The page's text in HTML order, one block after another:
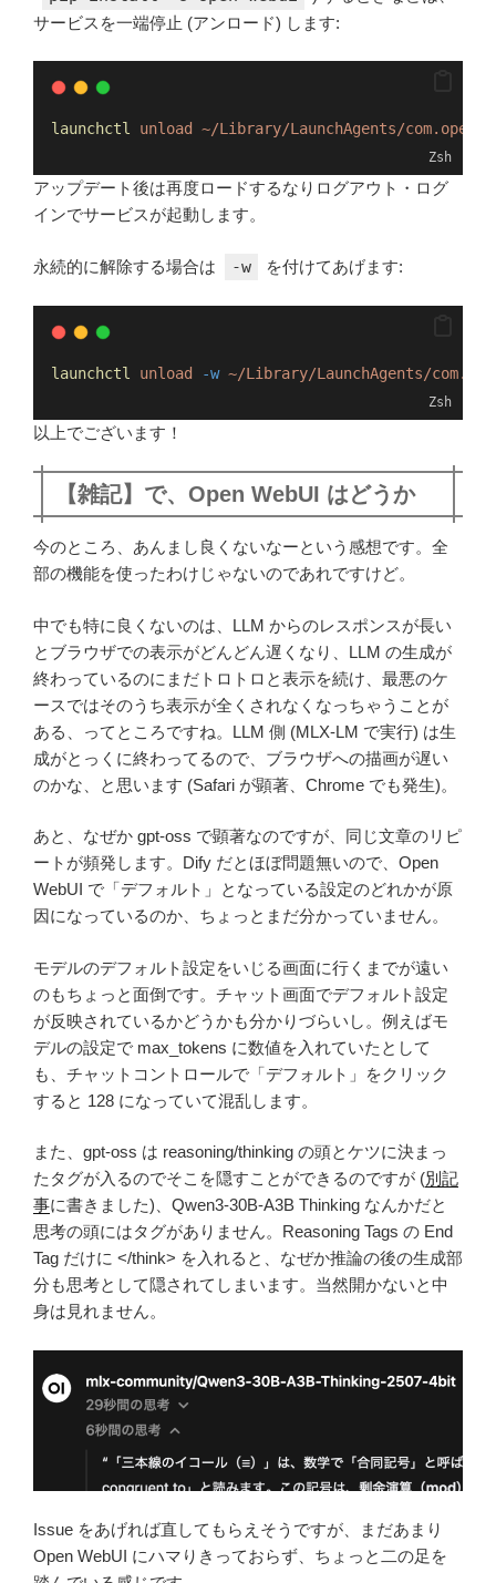
サービスを一端停止 (アンロード) します:
launchctl unload ~/Library/LaunchAgents/
Zsh
アップデート後は再度ロードするなりログアウト・ログ
インでサービスが起動します。
永続的に解除する場合は -w を付けてあげます:
launchctl unload -w ~/Library/LaunchAgents/
Zsh
以上でございます！
【雑記】で、Open WebUI はどうか
今のところ、あんまし良くないなーという感想です。全
部の機能を使ったわけじゃないのであれですけど。
中でも特に良くないのは、LLM からのレスポンスが長い
とブラウザでの表示がどんどん遅くなり、LLM の生成が
終わっているのにまだトロトロと表示を続け、最悪のケ
ースではそのうち表示が全くされなくなっちゃうことが
ある、ってところですね。LLM 側 (MLX-LM で実行) は生
成がとっくに終わってるので、ブラウザへの描画が遅い
のかな、と思います (Safari が顕著、Chrome でも発生)。
あと、なぜか gpt-oss で顕著なのですが、同じ文章のリピ
ートが頻発します。Dify だとほぼ問題無いので、Open
WebUI で「デフォルト」となっている設定のどれかが原
因になっているのか、ちょっとまだ分かっていません。
モデルのデフォルト設定をいじる画面に行くまでが遠い
のもちょっと面倒です。チャット画面でデフォルト設定
が反映されているかどうかも分かりづらいし。例えばモ
デルの設定で max_tokens に数値を入れていたとして
も、チャットコントロールで「デフォルト」をクリック
すると 128 になっていて混乱します。
また、gpt-oss は reasoning/thinking の頭とケツに決まっ
たタグが入るのでそこを隠すことができるのですが (別記
事に書きました)、Qwen3-30B-A3B Thinking なんかだと
思考の頭にはタグがありません。Reasoning Tags の End
Tag だけに </think> を入れると、なぜか推論の後の生成部
分も思考として隠されてしまいます。当然開かないと中
身は見れません。
Issue をあげれば直してもらえそうですが、まだあまり
Open WebUI にハマりきっておらず、ちょっと二の足を